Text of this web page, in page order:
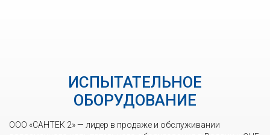
ИСПЫТАТЕЛЬНОЕ
ОБОРУДОВАНИЕ
ООО «САНТЕК 2» — лидер в продаже и обслуживании